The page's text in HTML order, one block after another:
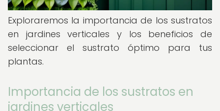
Exploraremos la importancia de los sustratos
en jardines verticales y los beneficios de
seleccionar el sustrato óptimo para tus
plantas.
Importancia de los sustratos en
jardines verticales